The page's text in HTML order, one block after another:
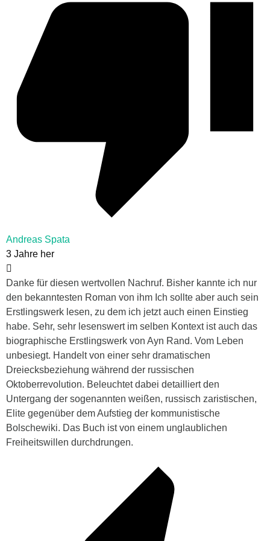
Andreas Spata
3 Jahre her
Danke für diesen wertvollen Nachruf. Bisher kannte ich nur
den bekanntesten Roman von ihm Ich sollte aber auch sein
Erstlingswerk lesen, zu dem ich jetzt auch einen Einstieg
habe. Sehr, sehr lesenswert im selben Kontext ist auch das
biographische Erstlingswerk von Ayn Rand. Vom Leben
unbesiegt. Handelt von einer sehr dramatischen
Dreiecksbeziehung während der russischen
Oktoberrevolution. Beleuchtet dabei detailliert den
Untergang der sogenannten weißen, russisch zaristischen,
Elite gegenüber dem Aufstieg der kommunistische
Bolschewiki. Das Buch ist von einem unglaublichen
Freiheitswillen durchdrungen.